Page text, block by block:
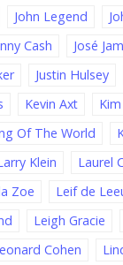
John Legend
Cash José
Justin Hulsey
Kevin Axt
Of The World
Klein
Laurel
Zoe
Leif de
Leigh Gracie
Cohen